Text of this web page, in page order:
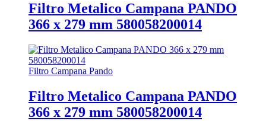
Filtro Metalico Campana PANDO
366 x 279 mm 580058200014
Filtro Campana Pando
Filtro Metalico Campana PANDO
366 x 279 mm 580058200014